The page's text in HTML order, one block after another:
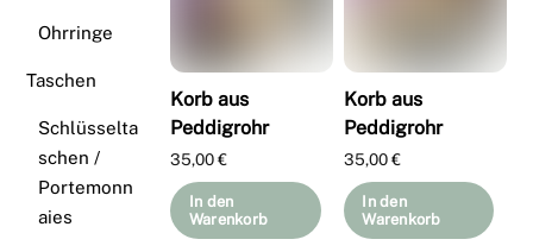
Korb aus
Peddigrohr
35,00€
In den
Warenkorb
Korb aus
Peddigrohr
35,00€
In den
Warenkorb
Ohrringe
Taschen
Schlüsselta
schen /
Portemonn
aies